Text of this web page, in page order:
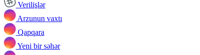
Verilişlər
Arzunun vaxtı
Qapqara
Yeni bir səhər